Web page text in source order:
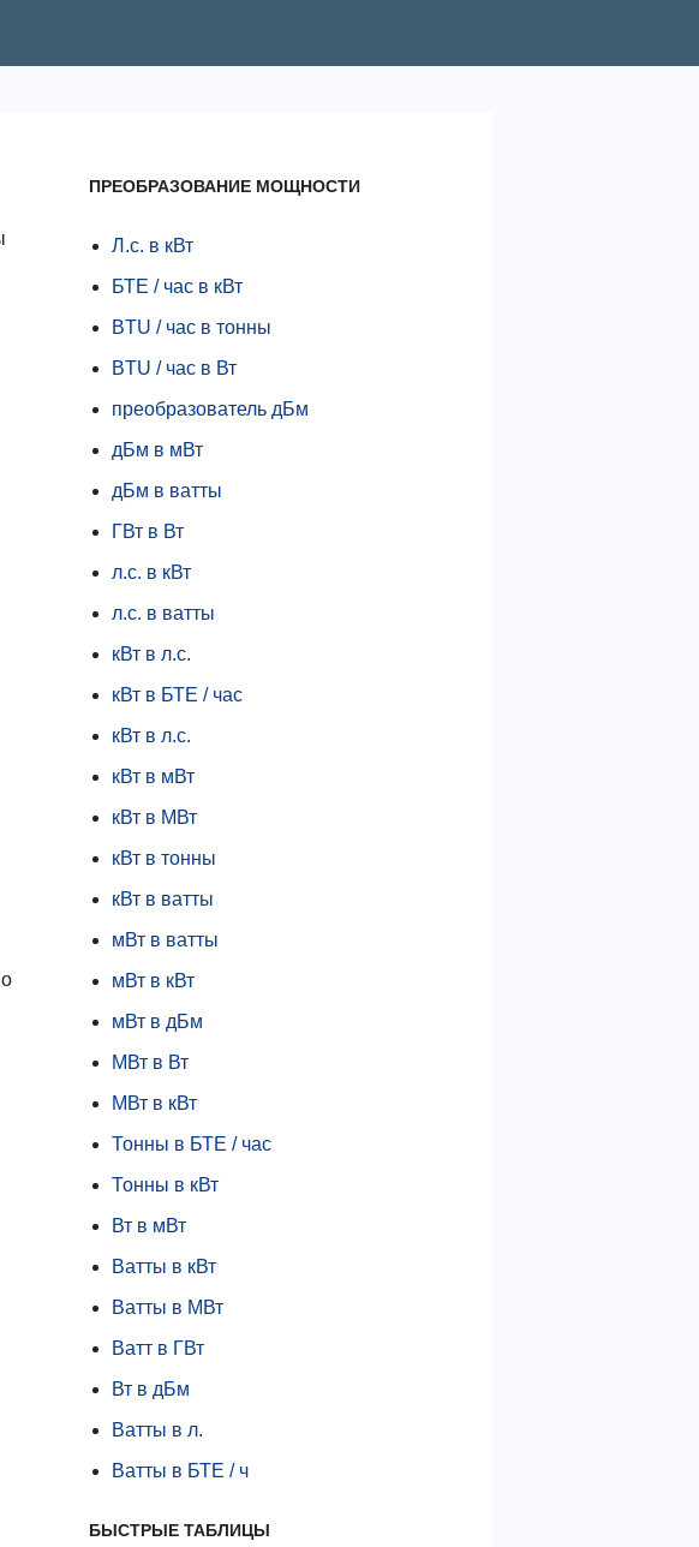
ПРЕОБРАЗОВАНИЕ МОЩНОСТИ
Л.с. в кВт
БТЕ / час в кВт
BTU / час в тонны
BTU / час в Вт
преобразователь дБм
дБм в мВт
дБм в ватты
ГВт в Вт
л.с. в кВт
л.с. в ватты
кВт в л.с.
кВт в БТЕ / час
кВт в л.с.
кВт в мВт
кВт в МВт
кВт в тонны
кВт в ватты
мВт в ватты
мВт в кВт
мВт в дБм
МВт в Вт
МВт в кВт
Тонны в БТЕ / час
Тонны в кВт
Вт в мВт
Ватты в кВт
Ватты в МВт
Ватт в ГВт
Вт в дБм
Ватты в л.
Ватты в БТЕ / ч
БЫСТРЫЕ ТАБЛИЦЫ